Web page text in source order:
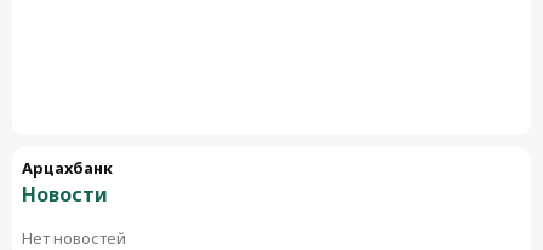
Арцахбанк
Новости
Нет новостей